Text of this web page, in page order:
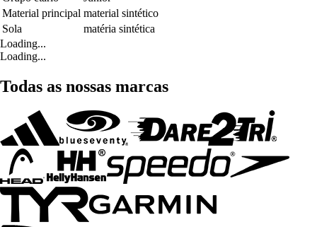
Material principal material sintético
Sola
matéria sintética
Loading...
Loading...
Todas as nossas marcas